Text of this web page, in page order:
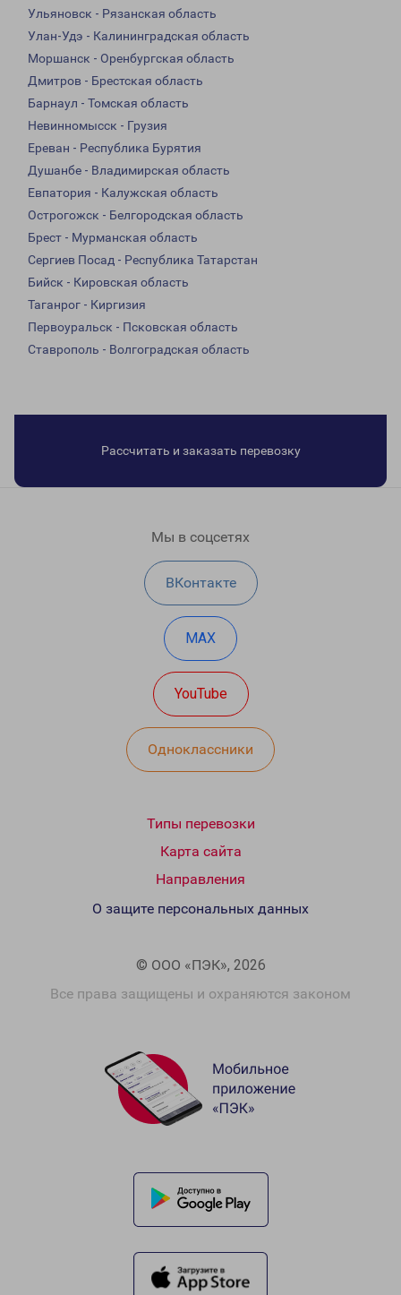
Ульяновск - Рязанская область
Улан-Удэ - Калининградская область
Моршанск - Оренбургская область
Дмитров - Брестская область
Барнаул - Томская область
Невинномысск - Грузия
Ереван - Республика Бурятия
Душанбе - Владимирская область
Евпатория - Калужская область
Острогожск - Белгородская область
Брест - Мурманская область
Сергиев Посад - Республика Татарстан
Бийск - Кировская область
Таганрог - Киргизия
Первоуральск - Псковская область
Ставрополь - Волгоградская область
Рассчитать и заказать перевозку
Мы в соцсетях
ВКонтакте
MAX
YouTube
Одноклассники
Типы перевозки
Карта сайта
Направления
© ООО «ПЭК», 2026
Все права защищены и охраняются законом
О защите персональных данных